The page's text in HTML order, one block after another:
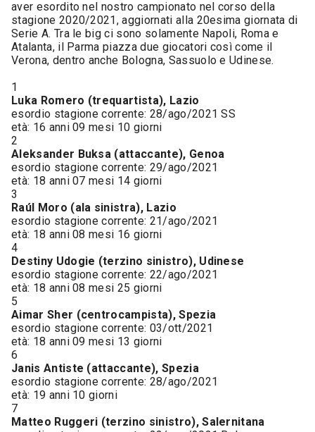
aver esordito nel nostro campionato nel corso della
stagione 2020/2021, aggiornati alla 20esima giornata di
Serie A. Tra le big ci sono solamente Napoli, Roma e
Atalanta, il Parma piazza due giocatori così come il
Verona, dentro anche Bologna, Sassuolo e Udinese.
1
Luka Romero (trequartista), Lazio
esordio stagione corrente: 28/ago/2021 SS
età: 16 anni 09 mesi 10 giorni
2
Aleksander Buksa (attaccante), Genoa
esordio stagione corrente: 29/ago/2021
età: 18 anni 07 mesi 14 giorni
3
Raúl Moro (ala sinistra), Lazio
esordio stagione corrente: 21/ago/2021
età: 18 anni 08 mesi 16 giorni
4
Destiny Udogie (terzino sinistro), Udinese
esordio stagione corrente: 22/ago/2021
età: 18 anni 08 mesi 25 giorni
5
Aimar Sher (centrocampista), Spezia
esordio stagione corrente: 03/ott/2021
età: 18 anni 09 mesi 13 giorni
6
Janis Antiste (attaccante), Spezia
esordio stagione corrente: 28/ago/2021
età: 19 anni 10 giorni
7
Matteo Ruggeri (terzino sinistro), Salernitana